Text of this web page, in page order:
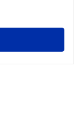
CeFi产品的优
响应的客户服